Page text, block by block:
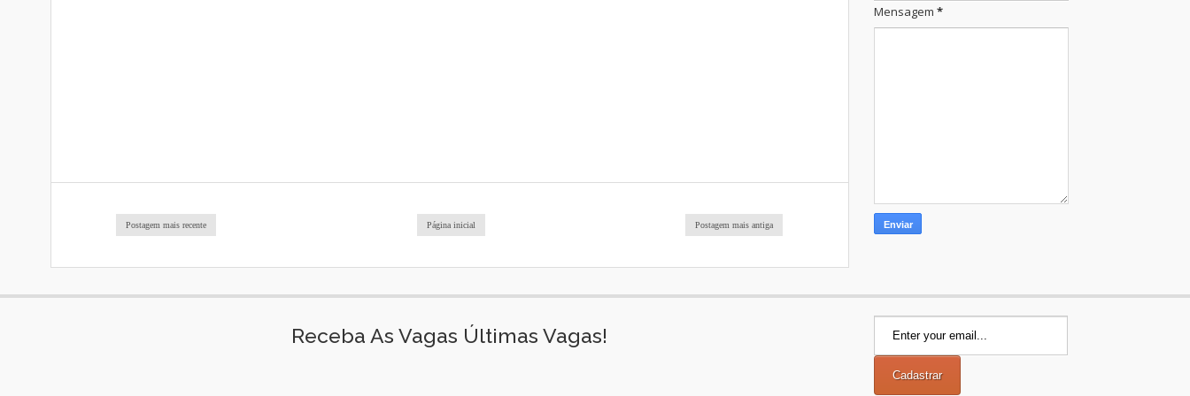
Postagem mais recente Postagem mais antiga
Página inicial
Mensagem *
Receba As Vagas Últimas Vagas!